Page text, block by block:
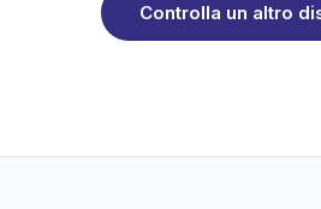
Controlla un altro